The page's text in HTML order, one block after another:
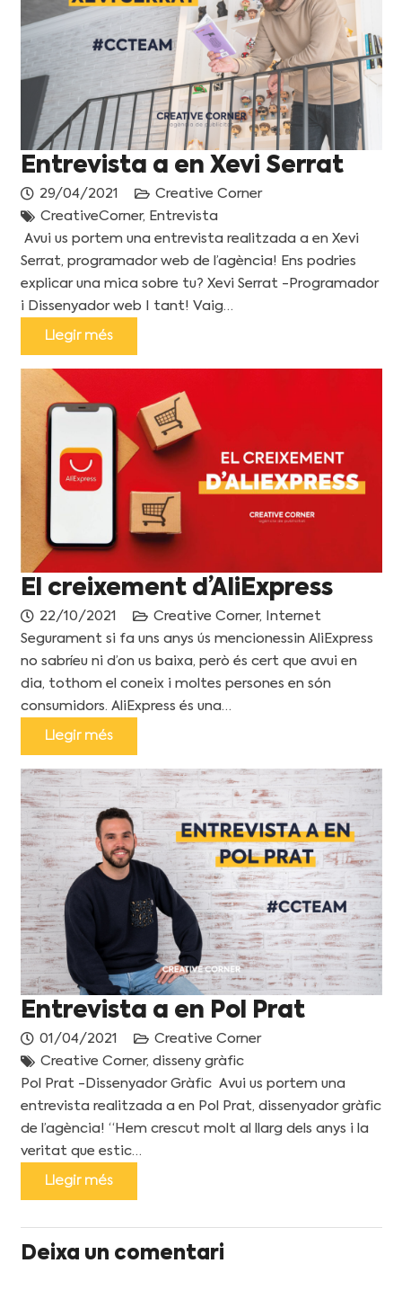
Entrevista a en Xevi Serrat
29/04/2021
Creative Corner
CreativeCorner, Entrevista
Avui us portem una entrevista realitzada a en Xevi
Serrat, programador web de l’agència! Ens podries
explicar una mica sobre tu? Xevi Serrat -Programador
i Dissenyador web I tant! Vaig…
Llegir més
El creixement d’AliExpress
22/10/2021 Creative Corner,
Internet
Segurament si fa uns anys ús mencionessin AliExpress
no sabríeu ni d’on us baixa, però és cert que avui en
dia, tothom el coneix i moltes persones en són
consumidors. AliExpress és una…
Llegir més
Entrevista a en Pol Prat
01/04/2021
Creative Corner
Creative Corner, disseny gràfic
Pol Prat -Dissenyador Gràfic Avui us portem una
entrevista realitzada a en Pol Prat, dissenyador gràfic
de l’agència! “Hem crescut molt al llarg dels anys i la
veritat que estic…
Llegir més
Deixa un comentari